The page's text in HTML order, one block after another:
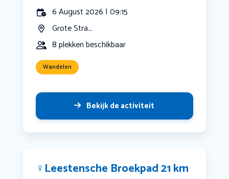
6 August 2026 | 09:15
Grote Stra...
8 plekken beschikbaar
Wandelen
Bekijk de activiteit
‍♀️Leestensche Broekpad 21 km